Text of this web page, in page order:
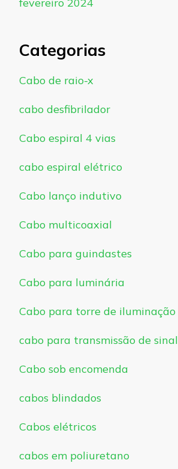
fevereiro 2024
Categorias
Cabo de raio-x
cabo desfibrilador
Cabo espiral 4 vias
cabo espiral elétrico
Cabo lanço indutivo
Cabo multicoaxial
Cabo para guindastes
Cabo para luminária
Cabo para torre de iluminação
cabo para transmissão de sinal
Cabo sob encomenda
cabos blindados
Cabos elétricos
cabos em poliuretano